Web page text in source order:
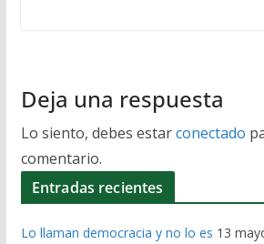
Deja una respuesta
Lo siento, debes estarconectado
comentario.
Entradas recientes
Lo llaman democracia y no lo es 13